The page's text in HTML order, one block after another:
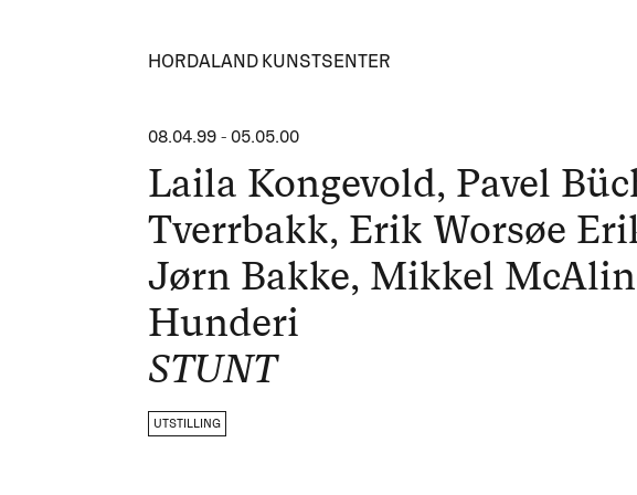
HORDALAND KUNSTSENTER
08.04.99 -05.05.00
Laila Kongevold, Pavel
Tverrbakk, Erik Worsøe
Jørn Bakke, Mikkel
Hunderi
STUNT
UTSTILLING